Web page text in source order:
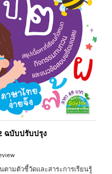
ฉบับปรับปรุง
ามตัวชี้วัดและสาระการเรียนรู้